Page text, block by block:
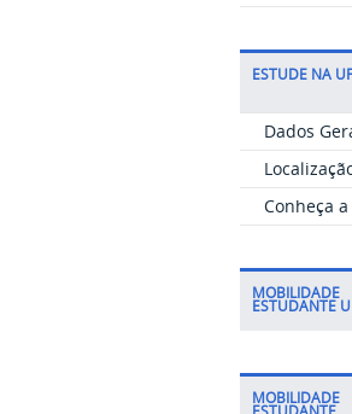
ESTUDE NA
Dados
Conheça
MOBILIDADE
ESTUDANTE
MOBILIDADE